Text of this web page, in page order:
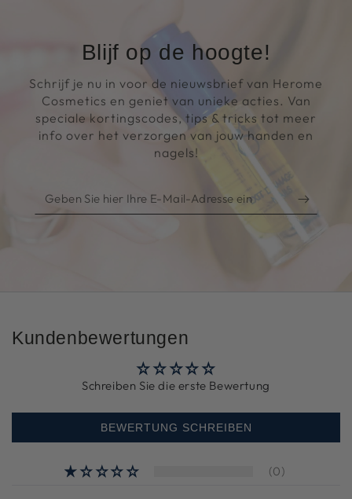
Blijf op de hoogte!
Schrijf je nu in voor de nieuwsbrief van Herome
Cosmetics en geniet van unieke acties. Van
speciale kortingscodes, tips & tricks tot meer
info over het verzorgen van jouw handen en
nagels!
Geben
Sie
ein
Kundenbewertungen
Schreiben Sie die erste Bewertung
BEWERTUNG SCHREIBEN
(0)